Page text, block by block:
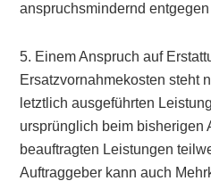
anspruchsmindernd
5. Einem Anspruch auf
Ersatzvornahmekosten steht
letztlich ausgeführten
ursprünglich beim bisherigen
beauftragten Leistungen
Auftraggeber kann auch